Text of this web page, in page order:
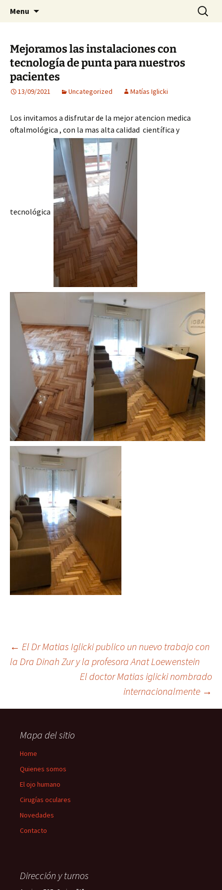
Centro Oftalmológico Dr.
Matías Iglicki
Visión para una vida plena
Menu
Search
for:
Mejoramos las instalaciones con
tecnología de punta para nuestros
pacientes
13/09/2021 Uncategorized Matías Iglicki
Los invitamos a disfrutar de la mejor atencion medica
oftalmológica , con la mas alta calidad científica y
tecnológica
Post
navigation
← El Dr Matias Iglicki publico un nuevo trabajo con
la Dra Dinah Zur y la profesora Anat Loewenstein
El doctor Matias iglicki nombrado
internacionalmente →
Mapa del sitio
Home
Quienes somos
El ojo humano
Cirugías oculares
Novedades
Contacto
Dirección y turnos